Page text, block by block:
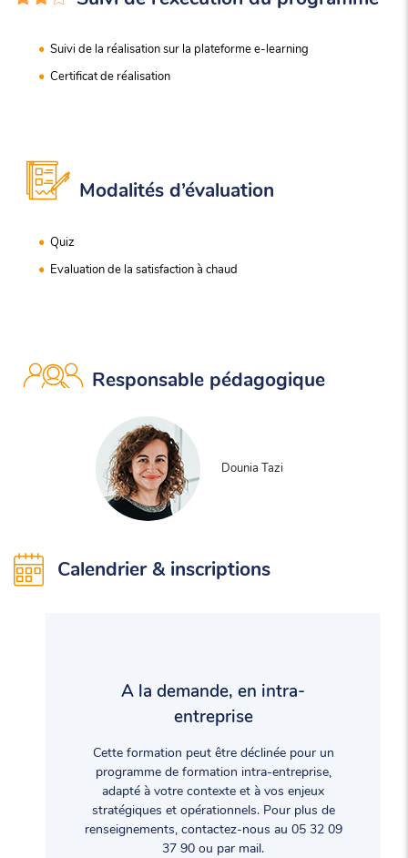
Suivi de la réalisation sur la plateforme e-learning
Certificat de réalisation
Modalités d’évaluation
Quiz
Evaluation de la satisfaction à chaud
Responsable pédagogique
Dounia Tazi
Calendrier & inscriptions
A la demande, en intra-
entreprise
Cette formation peut être déclinée pour un
programme de formation intra-entreprise,
adapté à votre contexte et à vos enjeux
stratégiques et opérationnels. Pour plus de
renseignements, contactez-nous au 05 32 09
37 90 ou par mail.